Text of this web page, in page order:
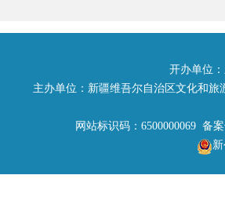
工作人员（艺
位面向社会公
节已结束，现
开办单位
主办单位：新疆维吾尔自治区文化和
网站标识码：6500000069 备